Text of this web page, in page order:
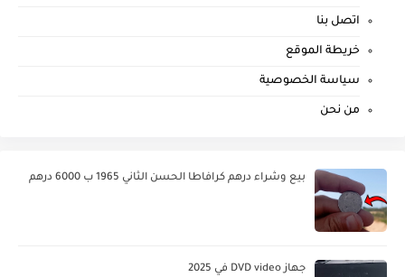
اتصل بنا
خريطة الموقع
سياسة الخصوصية
من نحن
بيع وشراء درهم كرافاطا الحسن الثاني 1965 ب 6000 درهم
جهاز DVD video في 2025